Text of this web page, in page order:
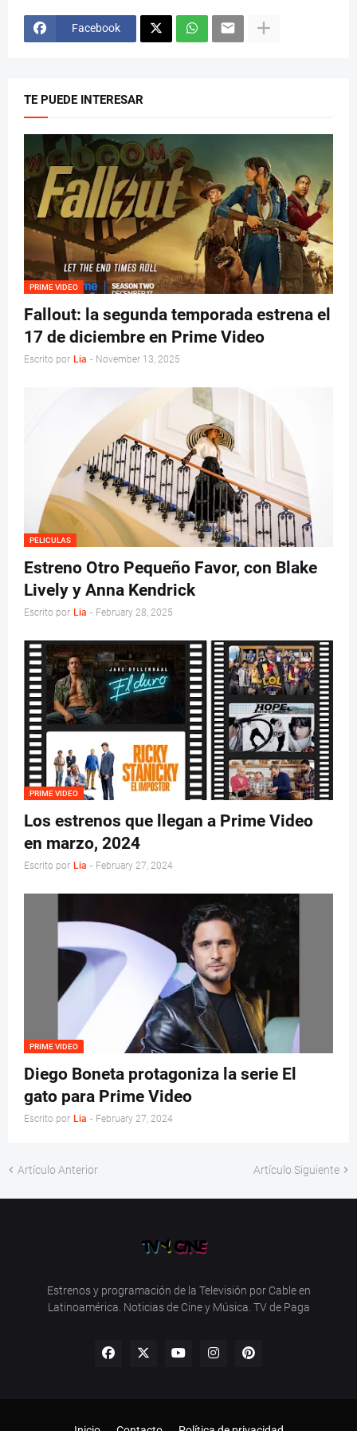
Facebook
TE PUEDE INTERESAR
PRIME VIDEO
Fallout: la segunda temporada estrena el
17 de diciembre en Prime Video
Escrito por Lia - November 13, 2025
PELICULAS
Estreno Otro Pequeño Favor, con Blake
Lively y Anna Kendrick
Escrito por Lia - February 28, 2025
PRIME VIDEO
Los estrenos que llegan a Prime Video
en marzo, 2024
Escrito por Lia - February 27, 2024
PRIME VIDEO
Diego Boneta protagoniza la serie El
gato para Prime Video
Escrito por Lia - February 27, 2024
Artículo Anterior Artículo Siguiente
Estrenos y programación de la Televisión por Cable en
Latinoamérica. Noticias de Cine y Música. TV de Paga